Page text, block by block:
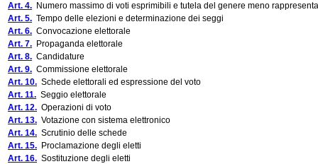
Art. 4. Numero massimo di voti esprimibili e tutela del genere meno
Art. 5. Tempo delle elezioni e determinazione dei seggi
Art. 6. Convocazione elettorale
Art. 7. Propaganda elettorale
Art. 8. Candidature
Art. 9. Commissione elettorale
Art. 10. Schede elettorali ed espressione del voto
Art. 11. Seggio elettorale
Art. 12. Operazioni di voto
Art. 13. Votazione con sistema elettronico
Art. 14. Scrutinio delle schede
Art. 15. Proclamazione degli eletti
Art. 16. Sostituzione degli eletti